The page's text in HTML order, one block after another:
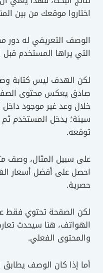
اختاروا موقعك من بين
الوصف التعريفي له دور
التي يراها المستخدم قبل
لكن الهدف ليس كتابة
صادق يعكس محتوى
خلال وعد غير موجود
سيئة؛ يدخل المستخدم ثم
توقعه.
على سبيل المثال، وصف
احصل على أفضل أسعار
حصرية.
لكن الصفحة تحتوي فقط
الهواتف، هنا سيحدث
والمحتوى الفعلي.
أما إذا كان الوصف